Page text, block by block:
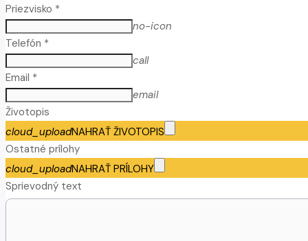
Priezvisko *
no-icon
Telefón *
call
Email *
email
Životopis
cloud_uploadNAHRAŤ ŽIVOTOPIS
Ostatné prílohy
cloud_uploadNAHRAŤ PRÍLOHY
Sprievodný text